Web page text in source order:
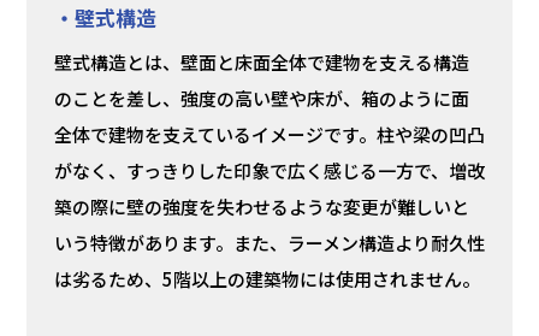
・壁式構造
壁式構造とは、壁面と床面全体で建物を支える構造
のことを差し、強度の高い壁や床が、箱のように面
全体で建物を支えているイメージです。柱や梁の凹凸
がなく、すっきりした印象で広く感じる一方で、増改
築の際に壁の強度を失わせるような変更が難しいと
いう特徴があります。また、ラーメン構造より耐久性
は劣るため、5階以上の建築物には使用されません。